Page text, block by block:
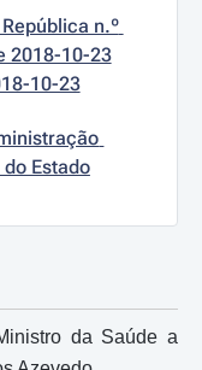
n.º
2018-10-23
10-23
Estado
da Saúde a